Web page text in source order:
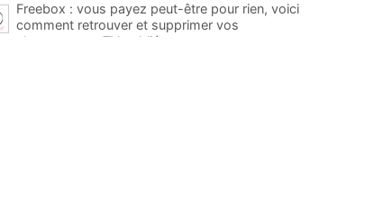
Freebox : vous payez peut-être pour rien, voici
comment retrouver et supprimer vos
abonnements TV oubliés